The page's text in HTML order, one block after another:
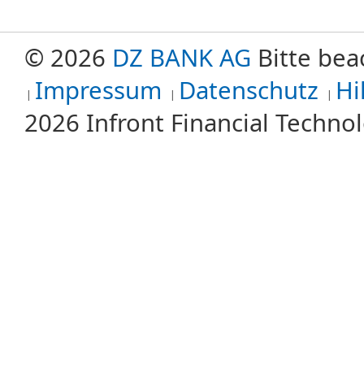
© 2026 DZ BANK AG Bitte
Impressum
Datenschutz
2026 Infront Financial